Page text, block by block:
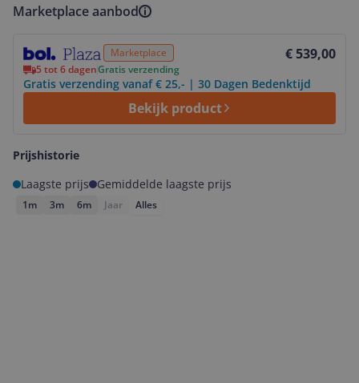
Marketplace aanbod
Marketplace € 539,00
5 tot 6 dagenGratis verzending
Gratis verzending vanaf € 25,- | 30 Dagen Bedenktijd
Bekijk product
Prijshistorie
Laagste prijs
Gemiddelde laagste prijs
1m 3m 6m Jaar Alles